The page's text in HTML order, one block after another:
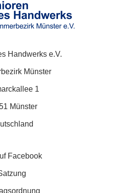
Handwerks e.V.
Münster
1
Münster
Facebook